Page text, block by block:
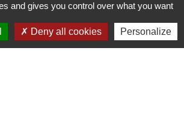
Contacts
and gives you control over what you want
Deny all cookies Personalize